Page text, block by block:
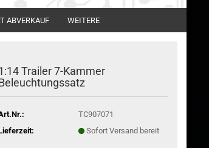
ABVERKAUF WEITERE
Trailer 7-Kammer
TC907071
Sofort Versand bereit